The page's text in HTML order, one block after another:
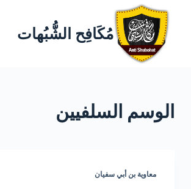
مُكَافِح الشُّبُهات
الوسم السلفيين
معاوية بن أبي سفيان